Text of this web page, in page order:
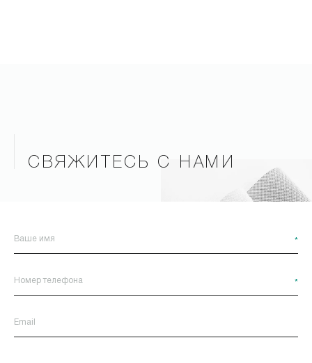
СВЯЖИТЕСЬ С НАМИ
*
*